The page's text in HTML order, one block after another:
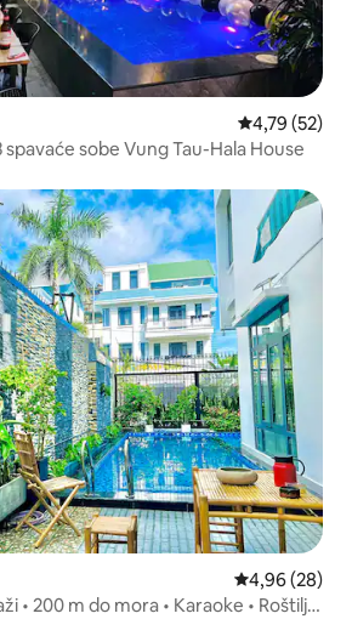
Prosječna
4,79 (52)
sobe Vung Tau-Hala House
s oznakom „Odabrali gosti”
Prosječna
4,96 (28)
• 200 m do mora • Karaoke • Roštilj •